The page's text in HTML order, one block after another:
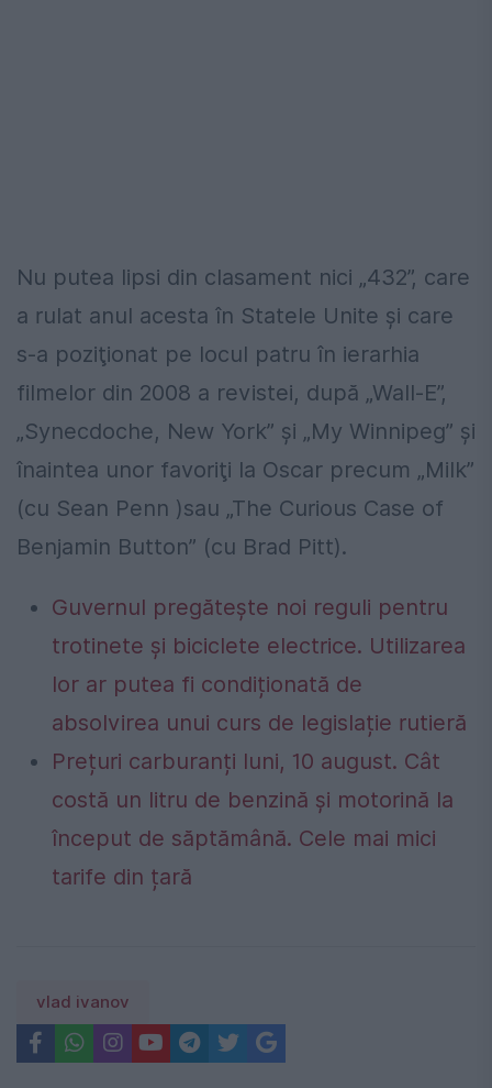
Nu putea lipsi din clasament nici „432”, care
a rulat anul acesta în Statele Unite şi care
s-a poziţionat pe locul patru în ierarhia
filmelor din 2008 a revistei, după „Wall-E”,
„Synecdoche, New York” şi „My Winnipeg” şi
înaintea unor favoriţi la Oscar precum „Milk”
(cu Sean Penn )sau „The Curious Case of
Benjamin Button” (cu Brad Pitt).
Guvernul pregătește noi reguli pentru
trotinete și biciclete electrice. Utilizarea
lor ar putea fi condiționată de
absolvirea unui curs de legislație rutieră
Prețuri carburanți luni, 10 august. Cât
costă un litru de benzină și motorină la
început de săptămână. Cele mai mici
tarife din țară
vlad ivanov